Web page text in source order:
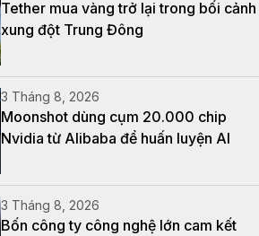
Tether mua vàng trở lại trong bối cảnh
xung đột Trung Đông
3 Tháng 8, 2026
Moonshot dùng cụm 20.000 chip
Nvidia từ Alibaba để huấn luyện AI
3 Tháng 8, 2026
Bốn công ty công nghệ lớn cam kết